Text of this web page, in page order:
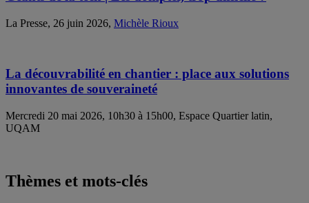
La Presse, 26 juin 2026, Michèle Rioux
La découvrabilité en chantier : place aux solutions
innovantes de souveraineté
Mercredi 20 mai 2026, 10h30 à 15h00, Espace Quartier latin,
UQAM
Thèmes et mots-clés